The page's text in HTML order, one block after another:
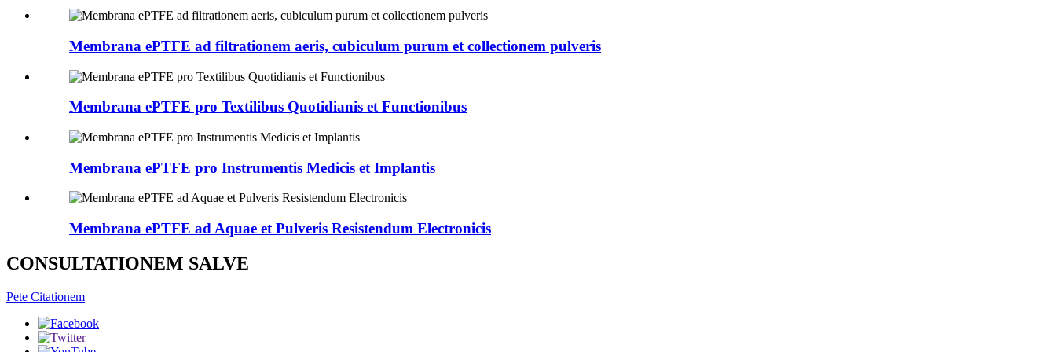
Membrana ePTFE ad filtrationem aeris, cubiculum purum et collectionem pulveris
Membrana ePTFE pro Textilibus Quotidianis et Functionibus
Membrana ePTFE pro Instrumentis Medicis et Implantis
Membrana ePTFE ad Aquae et Pulveris Resistendum Electronicis
CONSULTATIONEM SALVE
Pete Citationem